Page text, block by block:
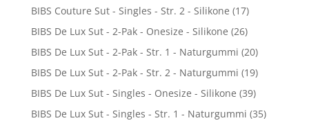
BIBS Couture Sut - Singles - Str. 2 - Silikone (17)
BIBS De Lux Sut - 2-Pak - Onesize - Silikone (26)
BIBS De Lux Sut - 2-Pak - Str. 1 - Naturgummi (20)
BIBS De Lux Sut - 2-Pak - Str. 2 - Naturgummi (19)
BIBS De Lux Sut - Singles - Onesize - Silikone (39)
BIBS De Lux Sut - Singles - Str. 1 - Naturgummi (35)